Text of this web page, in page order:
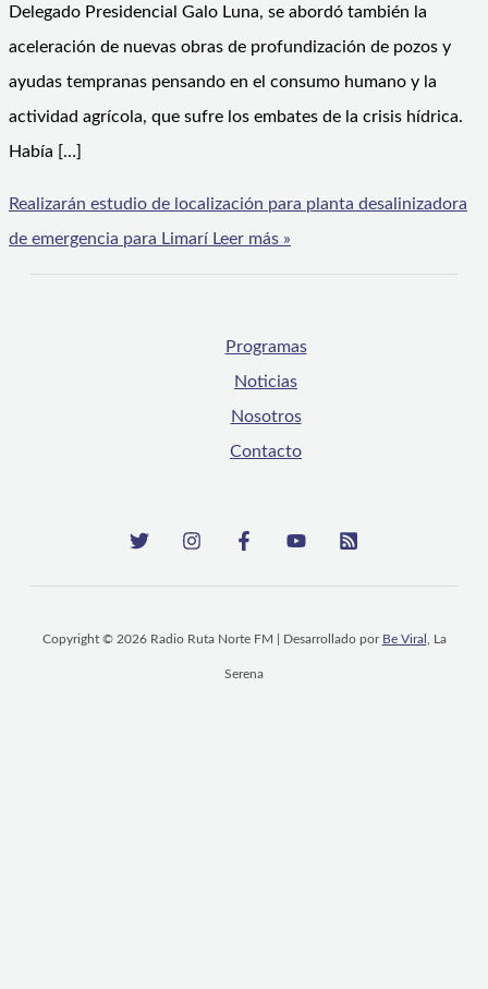
Delegado Presidencial Galo Luna, se abordó también la
aceleración de nuevas obras de profundización de pozos y
ayudas tempranas pensando en el consumo humano y la
actividad agrícola, que sufre los embates de la crisis hídrica.
Había […]
Realizarán estudio de localización para planta desalinizadora
de emergencia para Limarí Leer más »
Programas
Noticias
Nosotros
Contacto
Copyright © 2026 Radio Ruta Norte FM | Desarrollado por Be Viral , La
Serena